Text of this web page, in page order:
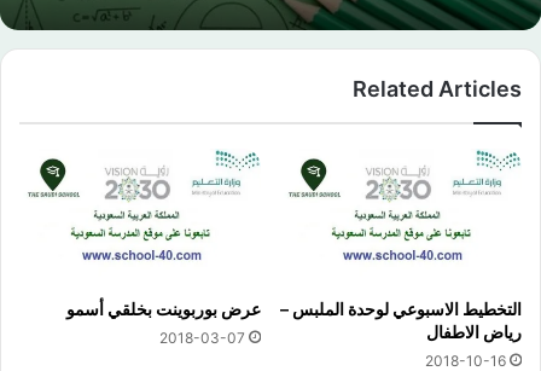
Related Articles
التخطيط الاسبوعي لوحدة الملبس –
رياض الاطفال
2018-10-16
عرض بوربوينت بخلقي أسمو
2018-03-07